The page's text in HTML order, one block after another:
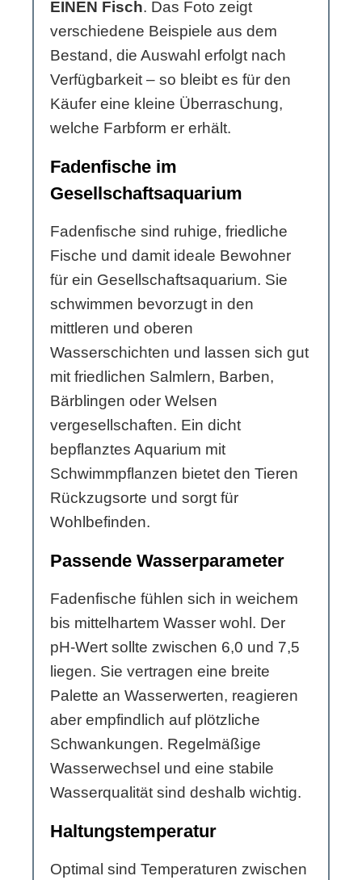
EINEN Fisch. Das Foto zeigt
verschiedene Beispiele aus dem
Bestand, die Auswahl erfolgt nach
Verfügbarkeit – so bleibt es für den
Käufer eine kleine Überraschung,
welche Farbform er erhält.
Fadenfische im
Gesellschaftsaquarium
Fadenfische sind ruhige, friedliche
Fische und damit ideale Bewohner
für ein Gesellschaftsaquarium. Sie
schwimmen bevorzugt in den
mittleren und oberen
Wasserschichten und lassen sich gut
mit friedlichen Salmlern, Barben,
Bärblingen oder Welsen
vergesellschaften. Ein dicht
bepflanztes Aquarium mit
Schwimmpflanzen bietet den Tieren
Rückzugsorte und sorgt für
Wohlbefinden.
Passende Wasserparameter
Fadenfische fühlen sich in weichem
bis mittelhartem Wasser wohl. Der
pH-Wert sollte zwischen 6,0 und 7,5
liegen. Sie vertragen eine breite
Palette an Wasserwerten, reagieren
aber empfindlich auf plötzliche
Schwankungen. Regelmäßige
Wasserwechsel und eine stabile
Wasserqualität sind deshalb wichtig.
Haltungstemperatur
Optimal sind Temperaturen zwischen